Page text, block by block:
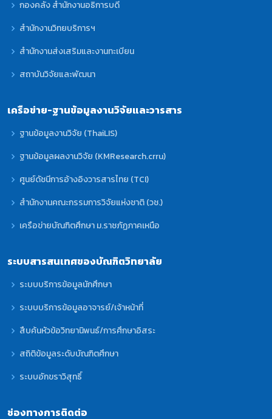
กองคลัง สำนักงานอธิการบดี
สำนักงานวิทยบริการฯ
สำนักงานส่งเสริมและงานทะเบียน
สถาบันวิจัยและพัฒนา
เครือข่าย-ฐานข้อมูลงานวิจัยและวารสาร
ฐานข้อมูลงานวิจัย (ThaiLIS)
ฐานข้อมูลผลงานวิจัย (KMResearch.crru)
ศูนย์ดัชนีการอ้างอิงวารสารไทย (TCI)
สำนักงานคณะกรรมการวิจัยแห่งชาติ (วช.)
เครือข่ายบัณฑิตศึกษา ม.ราชภัฏภาคเหนือ
ระบบสารสนเทศของบัณฑิตวิทยาลัย
ระบบบริการข้อมูลนักศึกษา
ระบบบริการข้อมูลอาจารย์/เจ้าหน้าที่
สืบค้นหัวข้อวิทยานิพนธ์/การศึกษาอิสระ
สถิติข้อมูลระดับบัณฑิตศึกษา
ระบบอักขราวิสุทธิ์
ช่องทางการติดต่อ